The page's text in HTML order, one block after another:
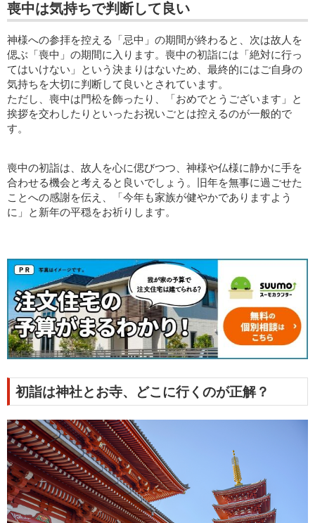
喪中は気持ちで判断して良い
神様への参拝を控える「忌中」の期間が終わると、次は故人を
偲ぶ「喪中」の期間に入ります。喪中の初詣には「絶対に行っ
てはいけない」という決まりはないため、最終的にはご自身の
気持ちを大切に判断して良いとされています。
ただし、喪中は門松を飾ったり、「おめでとうございます」と
挨拶を交わしたりといったお祝いごとは控えるのが一般的で
す。
喪中の初詣は、故人を心に偲びつつ、神様や仏様に静かに手を
合わせる機会と考えると良いでしょう。旧年を無事に過ごせた
ことへの感謝を伝え、「今年も家族が健やかでありますよう
に」と新年の平穏をお祈りします。
初詣は神社とお寺、どこに行くのが正解？